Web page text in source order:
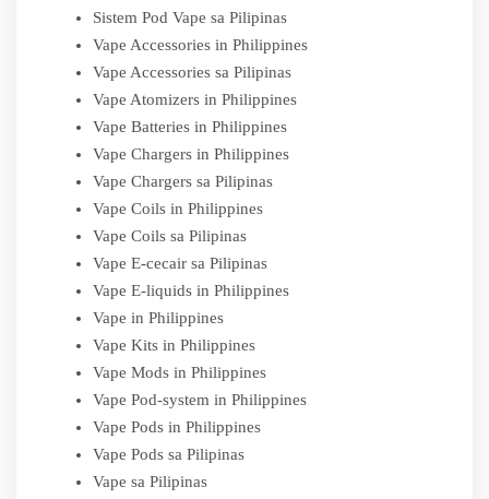
Sistem Pod Vape sa Pilipinas
Vape Accessories in Philippines
Vape Accessories sa Pilipinas
Vape Atomizers in Philippines
Vape Batteries in Philippines
Vape Chargers in Philippines
Vape Chargers sa Pilipinas
Vape Coils in Philippines
Vape Coils sa Pilipinas
Vape E-cecair sa Pilipinas
Vape E-liquids in Philippines
Vape in Philippines
Vape Kits in Philippines
Vape Mods in Philippines
Vape Pod-system in Philippines
Vape Pods in Philippines
Vape Pods sa Pilipinas
Vape sa Pilipinas